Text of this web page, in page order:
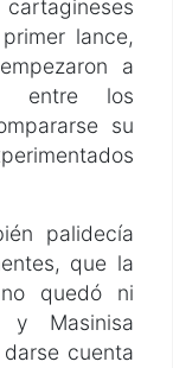
lance,
a
entre los
su
palidecía
que la
quedó ni
Masinisa
cuenta